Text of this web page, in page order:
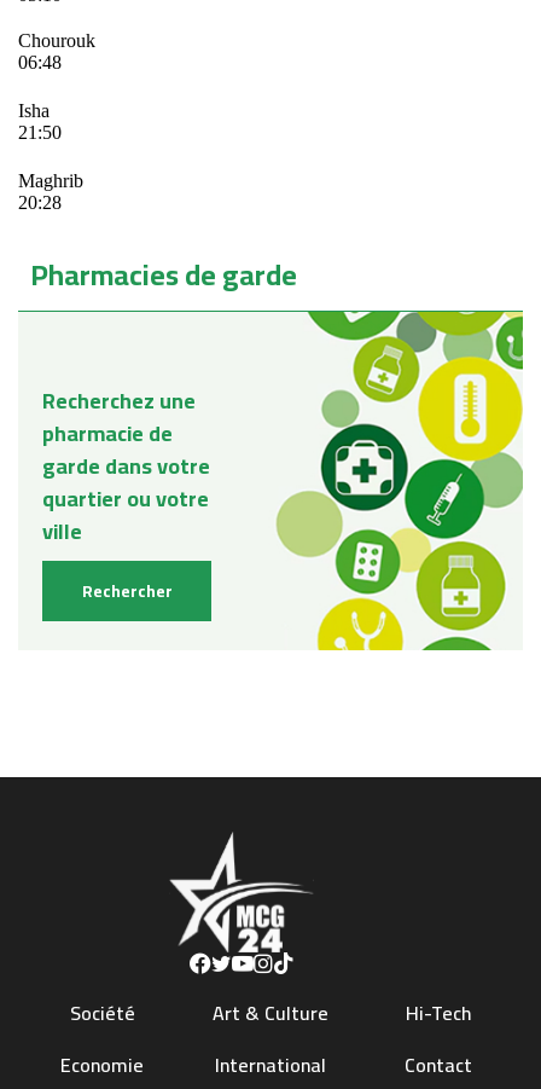
Société
Economie
Art & Culture
International
Hi-Tech
Contact